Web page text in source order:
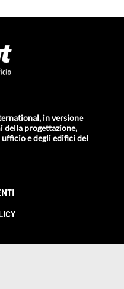
in versione
della progettazione,
e degli edifici del